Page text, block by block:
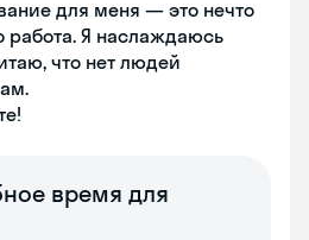
для меня — это нечто
работа. Я наслаждаюсь
что нет людей
время для